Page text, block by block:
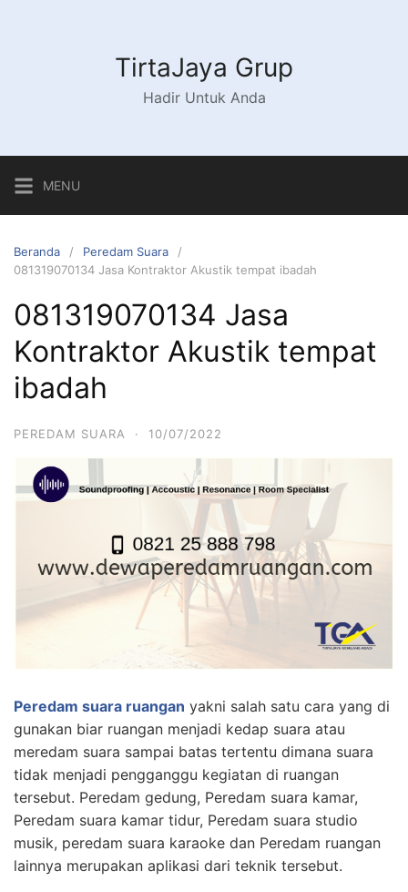
TirtaJaya Grup
Hadir Untuk Anda
MENU
Beranda
Peredam Suara
081319070134 Jasa Kontraktor Akustik tempat ibadah
081319070134 Jasa
Kontraktor Akustik tempat
ibadah
PEREDAM SUARA · 10/07/2022
Peredam suara ruangan yakni salah satu cara yang di
gunakan biar ruangan menjadi kedap suara atau
meredam suara sampai batas tertentu dimana suara
tidak menjadi pengganggu kegiatan di ruangan
tersebut. Peredam gedung, Peredam suara kamar,
Peredam suara kamar tidur, Peredam suara studio
musik, peredam suara karaoke dan Peredam ruangan
lainnya merupakan aplikasi dari teknik tersebut.